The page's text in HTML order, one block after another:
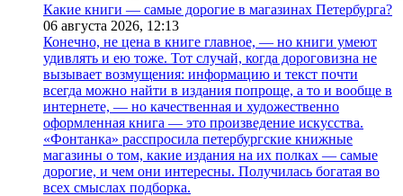
Какие книги — самые дорогие в магазинах Петербурга?
06 августа 2026, 12:13
Конечно, не цена в книге главное, — но книги умеют
удивлять и ею тоже. Тот случай, когда дороговизна не
вызывает возмущения: информацию и текст почти
всегда можно найти в издания попроще, а то и вообще в
интернете, — но качественная и художественно
оформленная книга — это произведение искусства.
«Фонтанка» расспросила петербургские книжные
магазины о том, какие издания на их полках — самые
дорогие, и чем они интересны. Получилась богатая во
всех смыслах подборка.